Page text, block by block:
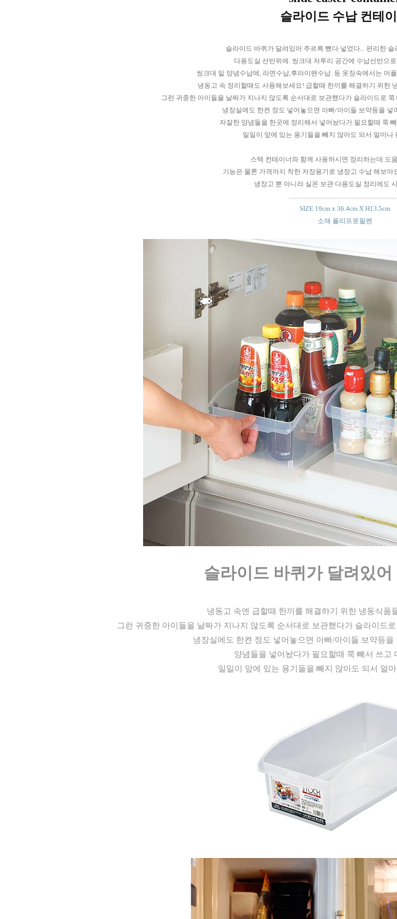
슬라이드 수납 컨테
슬라이드 바퀴가 달려있어 주르륵 뺐다 넣었다... 편리한
다용도실 선반위에. 씽크대 자투리 공간에 수납선반으
씽크대 밑 양념수납에, 라면수납,후라이팬수납. 등 옷장속에서는 머
냉동고 속 정리할때도 사용해보세요! 급할때 한끼를 해결하기 위한
그런 귀중한 아이들을 날짜가 지나지 않도록 순서대로 보관했다가 슬라이드로
냉장실에도 한켠 정도 넣어놓으면 아빠/아이들 보약등을 넣
자잘한 양념들을 한곳에 정리해서 넣어놨다가 필요할때 쭉
일일이 앞에 있는 용기들을 빼지 않아도 되서 얼마나
스택 컨테이너와 함께 사용하시면 정리하는데 도
기능은 물론 가격까지 착한 저장용기로 냉장고 수납 해보아
냉장고 뿐 아니라 실온 보관 다용도실 정리에도
SIZE 19cm x 36.4cm X H13.5cm
소재 폴리프로필렌
슬라이드 바퀴가 달려있어
냉동고 속엔 급할때 한끼를 해결하기 위한 냉동식품
그런 귀중한 아이들을 날짜가 지나지 않도록 순서대로 보관했다가 슬라이드
냉장실에도 한켠 정도 넣어놓으면 아빠/아이들 보약등
양념들을 넣어놨다가 필요할때 쭉 빼서 쓰고
일일이 앞에 있는 용기들을 빼지 않아도 되서 얼